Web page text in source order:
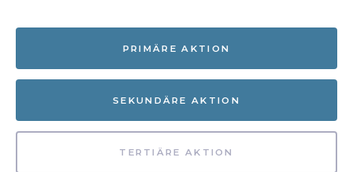
PRIMÄRE AKTION
SEKUNDÄRE AKTION
TERTIÄRE AKTION